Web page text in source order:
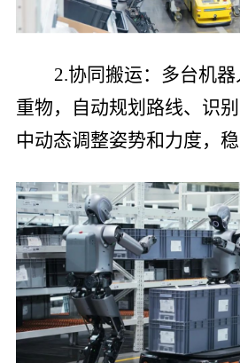
2.协同搬运：多台机
重物，自动规划路线、识
中动态调整姿势和力度，稳